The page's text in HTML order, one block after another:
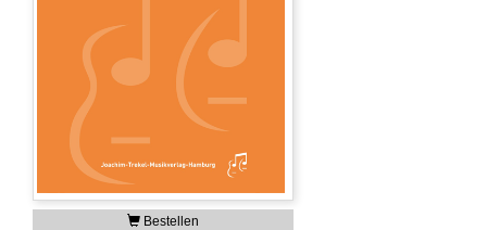
Bestellen